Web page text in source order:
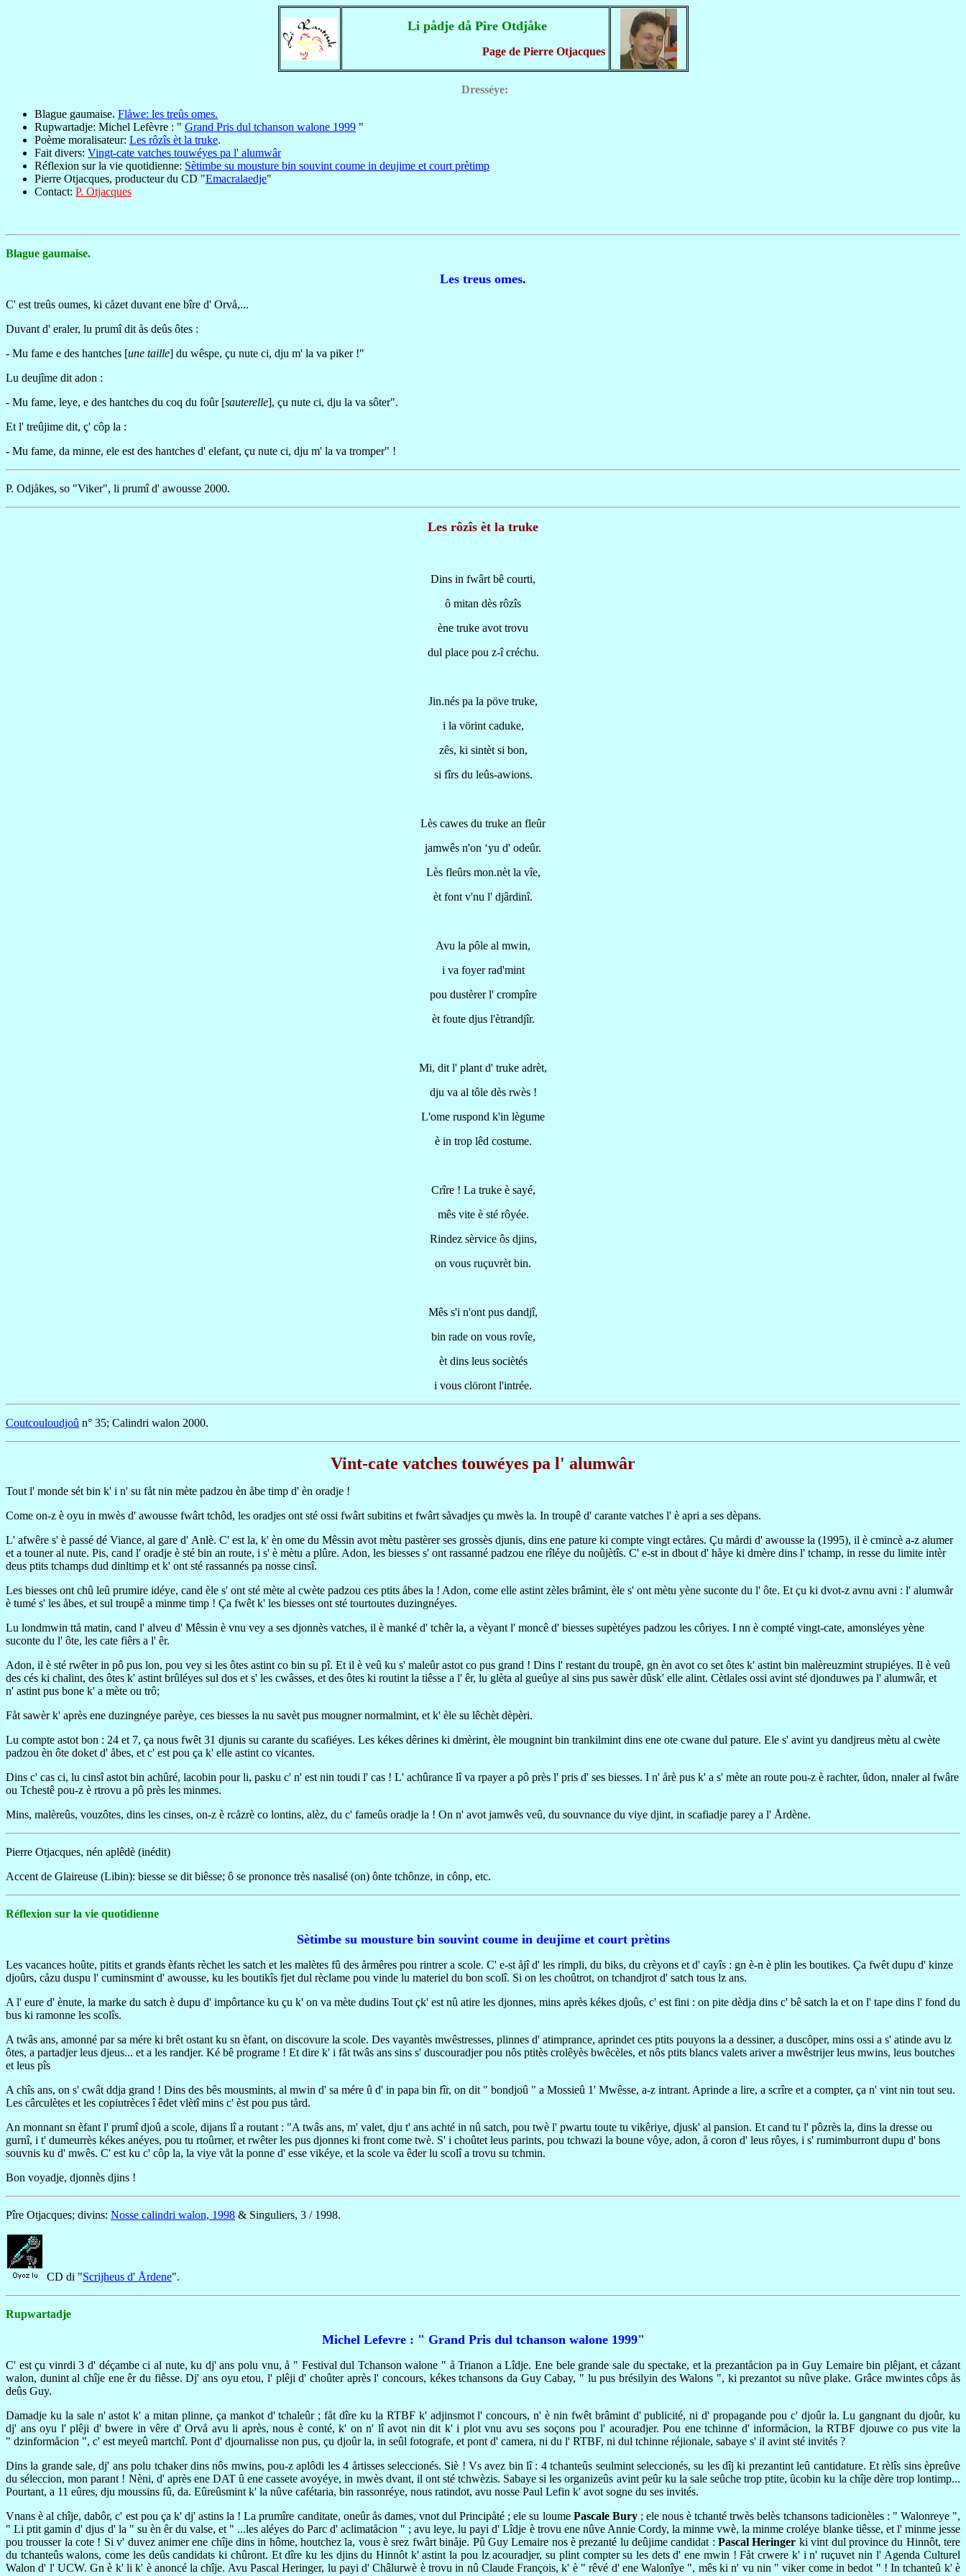
Li pådje då Pire Otdjåke
Page de Pierre Otjacques
Dresséye:
Blague gaumaise. Flåwe: les treûs omes.
Rupwartadje: Michel Lefèvre : " Grand Pris dul tchanson walone 1999 "
Poème moralisateur: Les rôzîs èt la truke.
Fait divers: Vingt-cate vatches touwéyes pa l' alumwâr
Réflexion sur la vie quotidienne: Sètimbe su mousture bin souvint coume in deujime et court prètimp
Pierre Otjacques, producteur du CD "Emacralaedje"
Contact: P. Otjacques
Blague gaumaise.
Les treus omes.
C' est treûs oumes, ki cåzet duvant ene bîre d' Orvå,...
Duvant d' eraler, lu prumî dit ås deûs ôtes :
- Mu fame e des hantches [une taille] du wêspe, çu nute ci, dju m' la va piker !"
Lu deujîme dit adon :
- Mu fame, leye, e des hantches du coq du foûr [sauterelle], çu nute ci, dju la va sôter".
Et l' treûjime dit, ç' côp la :
- Mu fame, da minne, ele est des hantches d' elefant, çu nute ci, dju m' la va tromper" !
P. Odjåkes, so "Viker", li prumî d' awousse 2000.
Les rôzîs èt la truke
Dins in fwârt bê courti,
ô mitan dès rôzîs
ène truke avot trovu
dul place pou z-î créchu.
Jin.nés pa la pöve truke,
i la vörint caduke,
zês, ki sintèt si bon,
si fîrs du leûs-awions.
Lès cawes du truke an fleûr
jamwês n'on ‘yu d' odeûr.
Lès fleûrs mon.nèt la vîe,
èt font v'nu l' djârdinî.
Avu la pôle al mwin,
i va foyer rad'mint
pou dustèrer l' crompîre
èt foute djus l'ètrandjîr.
Mi, dit l' plant d' truke adrèt,
dju va al tôle dès rwès !
L'ome ruspond k'in lègume
è in trop lêd costume.
Crîre ! La truke è sayé,
mês vite è sté rôyée.
Rindez sèrvice ôs djins,
on vous ruçuvrèt bin.
Mês s'i n'ont pus dandjî,
bin rade on vous rovîe,
èt dins leus sociètés
i vous clöront l'intrée.
Coutcouloudjoû n° 35; Calindri walon 2000.
Vint-cate vatches touwéyes pa l' alumwâr
Tout l' monde sét bin k' i n' su fåt nin mète padzou èn åbe timp d' èn oradje !
Come on-z è oyu in mwès d' awousse fwârt tchôd, les oradjes ont sté ossi fwârt subitins et fwârt såvadjes çu mwès la. In troupê d' carante vatches l' è apri a ses dèpans.
L' afwêre s' è passé dé Viance, al gare d' Anlè. C' est la, k' èn ome du Mêssin avot mètu pastèrer ses grossès djunis, dins ene pature ki compte vingt ectåres. Çu mårdi d' awousse la (1995), il è cmincè a-z alumer
et a touner al nute. Pis, cand l' oradje è sté bin an route, i s' è mètu a plûre. Adon, les biesses s' ont rassanné padzou ene rîléye du noûjètîs. C' e-st in dbout d' håye ki dmère dins l' tchamp, in resse du limite intèr
deus ptits tchamps dud dinltimp et k' ont sté rassannés pa nosse cinsî.
Les biesses ont chû leû prumire idéye, cand èle s' ont sté mète al cwète padzou ces ptits åbes la ! Adon, come elle astint zèles brâmint, èle s' ont mètu yène suconte du l' ôte. Et çu ki dvot-z avnu avni : l' alumwâr
è tumé s' les åbes, et sul troupê a minme timp ! Ça fwêt k' les biesses ont sté tourtoutes duzingnéyes.
Lu londmwin ttå matin, cand l' alveu d' Mêssin è vnu vey a ses djonnès vatches, il è manké d' tchêr la, a vèyant l' moncê d' biesses supètéyes padzou les côriyes. I nn è compté vingt-cate, amonsléyes yène
suconte du l' ôte, les cate fiêrs a l' êr.
Adon, il è sté rwêter in pô pus lon, pou vey si les ôtes astint co bin su pî. Et il è veû ku s' maleûr astot co pus grand ! Dins l' restant du troupê, gn èn avot co set ôtes k' astint bin malèreuzmint strupiéyes. Il è veû
des cés ki chalint, des ôtes k' astint brûléyes sul dos et s' les cwâsses, et des ôtes ki routint la tiêsse a l' êr, lu glèta al gueûye al sins pus sawèr dûsk' elle alint. Cètlales ossi avint sté djonduwes pa l' alumwâr, et
n' astint pus bone k' a mète ou trô;
Fåt sawèr k' après ene duzingnéye parèye, ces biesses la nu savèt pus mougner normalmint, et k' èle su lêchèt dèpèri.
Lu compte astot bon : 24 et 7, ça nous fwêt 31 djunis su carante du scafiéyes. Les kékes dêrines ki dmèrint, èle mougnint bin trankilmint dins ene ote cwane dul pature. Ele s' avint yu dandjreus mètu al cwète
padzou èn ôte doket d' åbes, et c' est pou ça k' elle astint co vicantes.
Dins c' cas ci, lu cinsî astot bin achûré, lacobin pour li, pasku c' n' est nin toudi l' cas ! L' achûrance lî va rpayer a pô près l' pris d' ses biesses. I n' årè pus k' a s' mète an route pou-z è rachter, ûdon, nnaler al fwâre
ou Tchestê pou-z è rtrovu a pô près les minmes.
Mins, malèreûs, vouzôtes, dins les cinses, on-z è rcåzrè co lontins, alèz, du c' fameûs oradje la ! On n' avot jamwês veû, du souvnance du viye djint, in scafiadje parey a l' Årdène.
Pierre Otjacques, nén aplêdè (inédit)
Accent de Glaireuse (Libin): biesse se dit biêsse; ô se prononce très nasalisé (on) ônte tchônze, in cônp, etc.
Réflexion sur la vie quotidienne
Sètimbe su mousture bin souvint coume in deujime et court prètins
Les vacances hoûte, pitits et grands èfants rèchet les satch et les malètes fû des årmêres pou rintrer a scole. C' e-st åjî d' les rimpli, du biks, du crèyons et d' cayîs : gn è-n è plin les boutikes. Ça fwêt dupu d' kinze
djoûrs, cåzu duspu l' cuminsmint d' awousse, ku les boutikîs fjet dul rèclame pou vinde lu materiel du bon scolî. Si on les choûtrot, on tchandjrot d' satch tous lz ans.
A l' eure d' ènute, la marke du satch è dupu d' impôrtance ku çu k' on va mète dudins Tout çk' est nû atire les djonnes, mins après kékes djoûs, c' est fini : on pite dèdja dins c' bê satch la et on l' tape dins l' fond du
bus ki ramonne les scolîs.
A twâs ans, amonné par sa mére ki brêt ostant ku sn èfant, on discovure la scole. Des vayantès mwêstresses, plinnes d' atimprance, aprindet ces ptits pouyons la a dessiner, a duscôper, mins ossi a s' atinde avu lz
ôtes, a partadjer leus djeus... et a les randjer. Ké bê programe ! Et dire k' i fåt twâs ans sins s' duscouradjer pou nôs ptitès crolêyès bwêcèles, et nôs ptits blancs valets ariver a mwêstrijer leus mwins, leus boutches
et leus pîs
A chîs ans, on s' cwât ddja grand ! Dins des bês mousmints, al mwin d' sa mére û d' in papa bin fîr, on dit " bondjoû " a Mossieû 1' Mwêsse, a-z intrant. Aprinde a lire, a scrîre et a compter, ça n' vint nin tout seu.
Les cârculètes et les copiutrèces î êdet vlètî mins c' èst pou pus tård.
An monnant sn èfant l' prumî djoû a scole, dijans lî a routant : "A twâs ans, m' valet, dju t' ans achté in nû satch, pou twè l' pwartu toute tu vikêriye, djusk' al pansion. Et cand tu l' pôzrès la, dins la dresse ou
gurnî, i t' dumeurrès kékes anéyes, pou tu rtoûrner, et rwêter les pus djonnes ki front come twè. S' i choûtet leus parints, pou tchwazi la boune vôye, adon, å coron d' leus rôyes, i s' rumimburront dupu d' bons
souvnis ku d' mwês. C' est ku c' côp la, la viye våt la ponne d' esse vikéye, et la scole va êder lu scolî a trovu su tchmin.
Bon voyadje, djonnès djins !
Pîre Otjacques; divins: Nosse calindri walon, 1998 & Singuliers, 3 / 1998.
CD di "Scrijheus d' Årdene".
Rupwartadje
Michel Lefevre : " Grand Pris dul tchanson walone 1999"
C' est çu vinrdi 3 d' déçambe ci al nute, ku dj' ans polu vnu, å " Festival dul Tchanson walone " å Trianon a Lîdje. Ene bele grande sale du spectake, et la prezantåcion pa in Guy Lemaire bin plêjant, et cåzant
walon, dunint al chîje ene êr du fiêsse. Dj' ans oyu etou, l' plêji d' choûter après l' concours, kékes tchansons da Guy Cabay, " lu pus brésilyin des Walons ", ki prezantot su nûve plake. Grâce mwintes côps ås
deûs Guy.
Damadje ku la sale n' astot k' a mitan plinne, ça mankot d' tchaleûr ; fåt dîre ku la RTBF k' adjinsmot l' concours, n' è nin fwêt brâmint d' publicité, ni d' propagande pou c' djoûr la. Lu gangnant du djoûr, ku
dj' ans oyu l' plêji d' bwere in vêre d' Orvå avu li après, nous è conté, k' on n' lî avot nin dit k' i plot vnu avu ses soçons pou l' acouradjer. Pou ene tchinne d' informåcion, la RTBF djouwe co pus vite la
" dzinformåcion ", c' est meyeû martchî. Pont d' djournalisse non pus, çu djoûr la, in seûl fotografe, et pont d' camera, ni du l' RTBF, ni dul tchinne réjionale, sabaye s' il avint sté invités ?
Dins la grande sale, dj' ans polu tchaker dins nôs mwins, pou-z aplôdi les 4 årtisses seleccionés. Siè ! Vs avez bin lî : 4 tchanteûs seulmint seleccionés, su les dîj ki prezantint leû cantidature. Et rèlîs sins èpreûve
du séleccion, mon parant ! Nèni, d' après ene DAT û ene cassete avoyéye, in mwès dvant, il ont sté tchwèzis. Sabaye si les organizeûs avint peûr ku la sale seûche trop ptite, ûcobin ku la chîje dère trop lontimp...
Pourtant, a 11 eûres, dju moussins fû, da. Eûreûsmint k' la nûve cafétaria, bin rassonréye, nous ratindot, avu nosse Paul Lefin k' avot sogne du ses invités.
Vnans è al chîje, dabôr, c' est pou ça k' dj' astins la ! La prumîre canditate, oneûr ås dames, vnot dul Principåté ; ele su loume Pascale Bury; ele nous è tchanté trwès belès tchansons tadicionèles : " Walonreye ",
" Li ptit gamin d' djus d' la " su èn êr du valse, et " ...les aléyes do Parc d' aclimatåcion " ; avu leye, lu payi d' Lîdje è trovu ene nûve Annie Cordy, la minme vwè, la minme croléye blanke tiêsse, et l' minme jesse
pou trousser la cote ! Si v' duvez animer ene chîje dins in hôme, houtchez la, vous è srez fwârt binåje. Pû Guy Lemaire nos è prezanté lu deûjime candidat :Pascal Heringer ki vint dul province du Hinnôt, tere
du tchanteûs walons, come les deûs candidats ki chûront. Et dîre ku les djins du Hinnôt k' astint la pou lz acouradjer, su plint compter su les dets d' ene mwin ! Fåt crwere k' i n' ruçuvet nin l' Agenda Culturel
Walon d' l' UCW. Gn è k' li k' è anoncé la chîje. Avu Pascal Heringer, lu payi d' Châlurwè è trovu in nû Claude François, k' è " rêvé d' ene Walonîye ", mês ki n' vu nin " viker come in bedot " ! In tchanteû k' è